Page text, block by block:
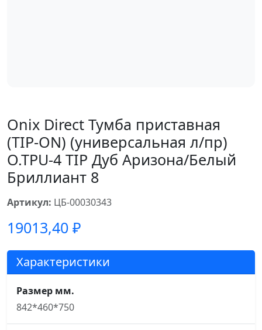
Onix Direct Тумба приставная
(TIP-ON) (универсальная л/пр)
O.TPU-4 TIP Дуб Аризона/Белый
Бриллиант 8
Артикул: ЦБ-00030343
19013,40 ₽
Характеристики
Размер мм.
842*460*750